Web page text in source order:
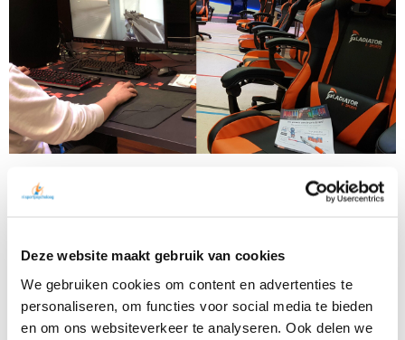
Deze website maakt gebruik van cookies
We gebruiken cookies om content en advertenties te
personaliseren, om functies voor social media te bieden
en om ons websiteverkeer te analyseren. Ook delen we
BINNEN 24U CONTACT IN HEEL NL!